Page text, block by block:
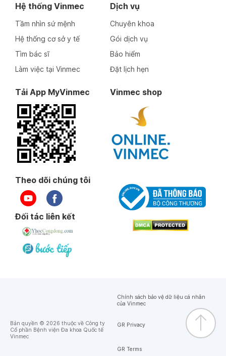
Hệ thống Vinmec
Tầm nhìn sứ mệnh
Hệ thống cơ sở y tế
Tìm bác sĩ
Làm việc tại Vinmec
Dịch vụ
Chuyên khoa
Gói dịch vụ
Bảo hiểm
Đặt lịch hẹn
Tải App MyVinmec Vinmec shop
Theo dõi chúng tôi
Đối tác liên kết
Bản quyền © 2026 thuộc về Công ty
Cổ phần Bệnh viện Đa khoa Quốc tế
Vinmec
Chính sách bảo vệ dữ liệu cá nhân
của Vinmec
GR Privacy
GR Terms